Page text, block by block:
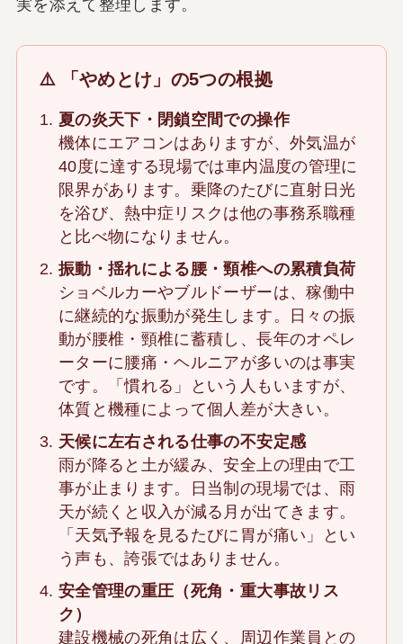
実を添えて整理します。
⚠️ 「やめとけ」の5つの根拠
夏の炎天下・閉鎖空間での操作
機体にエアコンはありますが、外気温が
40度に達する現場では車内温度の管理に
限界があります。乗降のたびに直射日光
を浴び、熱中症リスクは他の事務系職種
と比べ物になりません。
振動・揺れによる腰・頸椎への累積負荷
ショベルカーやブルドーザーは、稼働中
に継続的な振動が発生します。日々の振
動が腰椎・頸椎に蓄積し、長年のオペレ
ーターに腰痛・ヘルニアが多いのは事実
です。「慣れる」という人もいますが、
体質と機種によって個人差が大きい。
天候に左右される仕事の不安定感
雨が降ると土が緩み、安全上の理由で工
事が止まります。日当制の現場では、雨
天が続くと収入が減る月が出てきます。
「天気予報を見るたびに胃が痛い」とい
う声も、誇張ではありません。
安全管理の重圧（死角・重大事故リス
ク）
建設機械の死角は広く、周辺作業員との